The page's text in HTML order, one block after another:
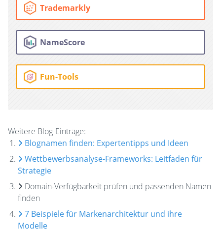
Trademarkly
NameScore
Fun-Tools
Weitere Blog-Einträge:
Blognamen finden: Expertentipps und Ideen
Wettbewerbsanalyse-Frameworks: Leitfaden für
Strategie
Domain-Verfügbarkeit prüfen und passenden Namen
finden
7 Beispiele für Markenarchitektur und ihre
Modelle